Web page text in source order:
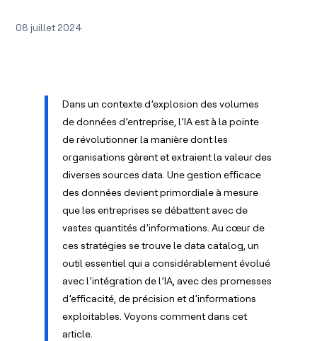
08 juillet 2024
Dans un contexte d’explosion des volumes
de données d’entreprise, l’IA est à la pointe
de révolutionner la manière dont les
organisations gèrent et extraient la valeur des
diverses sources data. Une gestion efficace
des données devient primordiale à mesure
que les entreprises se débattent avec de
vastes quantités d’informations. Au cœur de
ces stratégies se trouve le data catalog, un
outil essentiel qui a considérablement évolué
avec l’intégration de l’IA, avec des promesses
d’efficacité, de précision et d’informations
exploitables. Voyons comment dans cet
article.